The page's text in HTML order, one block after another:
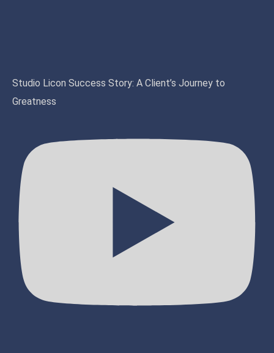
Studio Licon Success Story: A Client’s Journey to
Greatness